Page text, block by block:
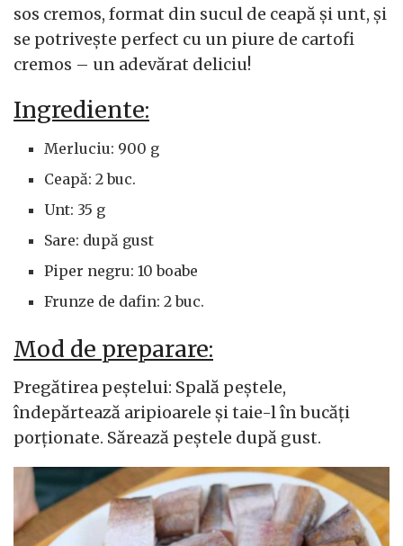
sos cremos, format din sucul de ceapă și unt, și
se potrivește perfect cu un piure de cartofi
cremos – un adevărat deliciu!
Ingrediente:
Merluciu: 900 g
Ceapă: 2 buc.
Unt: 35 g
Sare: după gust
Piper negru: 10 boabe
Frunze de dafin: 2 buc.
Mod de preparare:
Pregătirea peștelui: Spală peștele,
îndepărtează aripioarele și taie-l în bucăți
porționate. Sărează peștele după gust.